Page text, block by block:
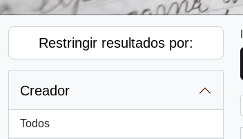
Restringir resultados por:
Creador
Todos